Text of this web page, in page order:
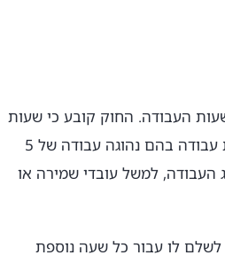
העבודה. החוק קובע כי שעות
העבודה המקסימליות ביממה הן 8 שעות, או 7 שעות לעובדים במקומות עבודה בהם נהוגה עבודה של 5
העבודה, למשל עובדי שמירה או
המעסיק שלו חייב לשלם לו עבור כל שעה נוספת